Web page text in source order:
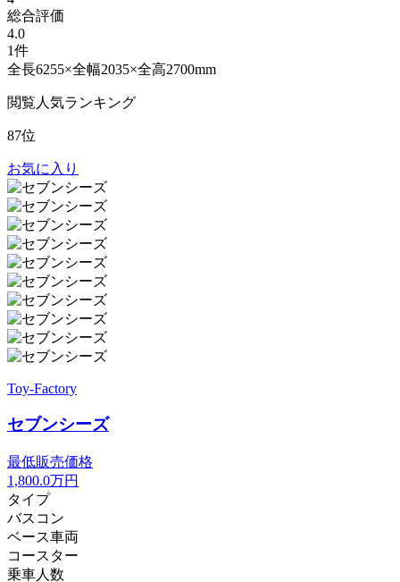
総合評価
4.0
1件
全長6255×全幅2035×全高2700mm
閲覧人気ランキング
87位
お気に入り
Toy-Factory
セブンシーズ
最低販売価格
1,800.0万円
タイプ
バスコン
ベース車両
コースター
乗車人数